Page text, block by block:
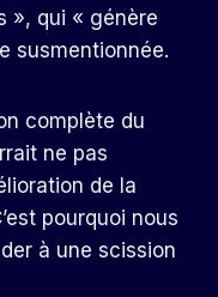
», qui « génère
susmentionnée.
complète du
ne pas
de la
pourquoi nous
à une scission